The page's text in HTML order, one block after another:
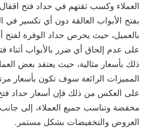
العملاء وكسب ثقتهم في حداد فتح
بفتح الأبواب العالقة دون أي تكسير في
بالعميل، حيث يحرص حداد الوفرة لفتح
على عدم إلحاق أي ضرر بالأبواب أثناء
ذلك بأسعار مثالية، حيث يعتقد بعض
المميزات الرائعة سوف تكون بأسعار
على العكس من ذلك فإن أسعار حداد فتح
مخفضة وتناسب جميع العملاء، إلى جانب
العروض والتخفيضات بشكل مستمر.